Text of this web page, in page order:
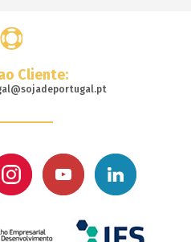
Cliente: